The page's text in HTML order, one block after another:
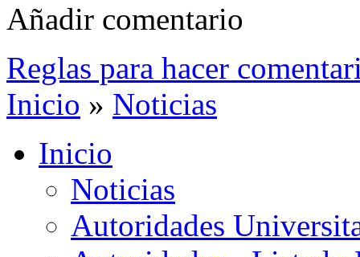
Añadir comentario
Reglas para hacer
Inicio » Noticias
Inicio
Noticias
Autoridades